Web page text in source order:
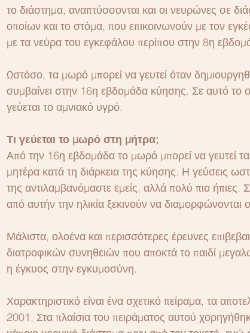
το διάστημα, αναπτύσσονται και οι νευρώνες σε
οποίων και το στόμα, που επικοινωνούν με τον
με τα νεύρα του εγκεφάλου περίπου στην 8η
Ωστόσο, τα μωρό μπορεί να γευτεί όταν
συμβαίνει στην 16η εβδομάδα κύησης. Σε αυτό το
γεύεται το αμνιακό υγρό.
Τι γεύεται το μωρό στη μήτρα;
Από την 16η εβδομάδα το μωρό μπορεί να γευτεί
μητέρα κατά τη διάρκεια της κύησης. Η γεύσεις
της αντιλαμβανόμαστε εμείς, αλλά πολύ πιο ήπιες.
από αυτήν την ηλικία ξεκινούν να διαμορφώνονται
Μάλιστα, ολοένα και περισσότερες έρευνες
διατροφικών συνηθειών που αποκτά το παιδί
η έγκυος στην εγκυμοσύνη.
Χαρακτηριστικό είναι ένα σχετικό πείραμα, τα
2001. Στα πλαίσια του πειράματος αυτού